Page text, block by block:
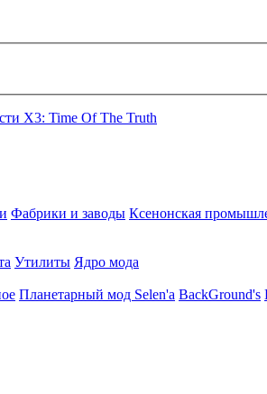
X3: Time Of The Truth
Фабрики и заводы Ксенонская
Утилиты Ядро мода
Планетарный мод Selen'a BackGround's